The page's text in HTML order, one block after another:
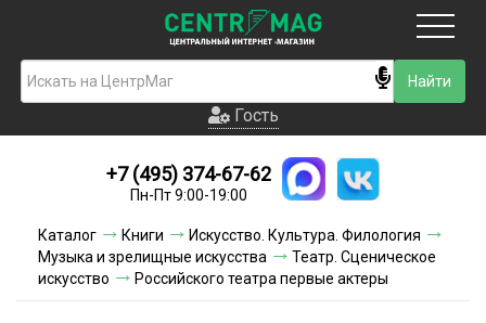
Гость
Новинки
Условия доставки
Условия оплаты
Гость
+7 (495) 374-67-62
Пн-Пт 9:00-19:00
Каталог Книги
Искусство. Культура. Филология
Музыка и зрелищные искусства
Театр. Сценическое
искусство
Российского театра первые актеры